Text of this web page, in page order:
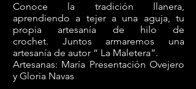
Conoce la tradición llanera,
aprendiendo a tejer a una aguja, tu
propia artesanía de hilo de
crochet. Juntos armaremos una
artesanía de autor “ La Maletera”.
Artesanas: María Presentación Ovejero
y Gloria Navas